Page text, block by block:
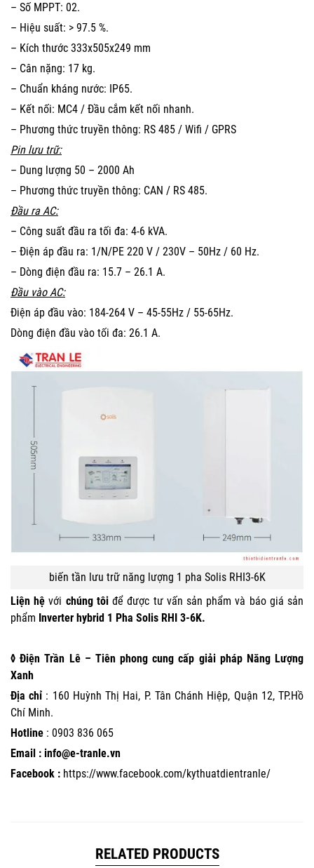
– Số MPPT: 02.
– Hiệu suất: > 97.5 %.
– Kích thước 333x505x249 mm
– Cân nặng: 17 kg.
– Chuẩn kháng nước: IP65.
– Kết nối: MC4 / Đầu cắm kết nối nhanh.
– Phương thức truyền thông: RS 485 / Wifi / GPRS
Pin lưu trữ:
– Dung lượng 50 – 2000 Ah
– Phương thức truyền thông: CAN / RS 485.
Đầu ra AC:
– Công suất đầu ra tối đa: 4-6 kVA.
– Điện áp đầu ra: 1/N/PE 220 V / 230V – 50Hz / 60 Hz.
– Dòng điện đầu ra: 15.7 – 26.1 A.
Đầu vào AC:
Điện áp đầu vào: 184-264 V – 45-55Hz / 55-65Hz.
Dòng điện đầu vào tối đa: 26.1 A.
biến tần lưu trữ năng lượng 1 pha Solis RHI3-6K
Liện hệ với chúng tôiđể được tư vấn sản phẩm và báo giá sản
phẩm Inverter hybrid 1 Pha Solis RHI 3-6K.
◊ Điện Trần Lê – Tiên phong cung cấp giải pháp Năng Lượng
Xanh
Địa chỉ : 160 Huỳnh Thị Hai, P. Tân Chánh Hiệp, Quận 12, TP.Hồ
Chí Minh.
Hotline : 0903 836 065
Email : info@e-tranle.vn
Facebook : https://www.facebook.com/kythuatdientranle/
RELATED PRODUCTS